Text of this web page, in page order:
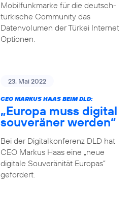
Mobilfunkmarke für die deutsch-
türkische Community das
Datenvolumen der Türkei Internet
Optionen.
23. Mai 2022
CEO MARKUS HAAS BEIM DLD:
„Europa muss digital
souveräner werden“
Bei der Digitalkonferenz DLD hat
CEO Markus Haas eine „neue
digitale Souveränität Europas“
gefordert.